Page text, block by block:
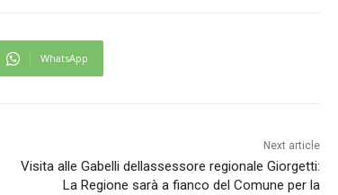
WhatsApp
Next article
Visita alle Gabelli dellassessore regionale Giorgetti:
La Regione sarà a fianco del Comune per la